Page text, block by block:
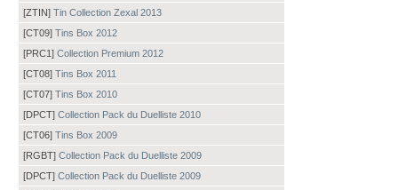
[ZTIN] Tin Collection Zexal 2013
[CT09] Tins Box 2012
[PRC1] Collection Premium 2012
[CT08] Tins Box 2011
[CT07] Tins Box 2010
[DPCT] Collection Pack du Duelliste 2010
[CT06] Tins Box 2009
[RGBT] Collection Pack du Duelliste 2009
[DPCT] Collection Pack du Duelliste 2009